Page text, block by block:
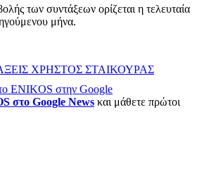
των συντάξεων ορίζεται η τελευταία
μήνα.
ΧΡΗΣΤΟΣ ΣΤΑΙΚΟΥΡΑΣ
ENIKOS στην Google
στο Google News και μάθετε πρώτοι